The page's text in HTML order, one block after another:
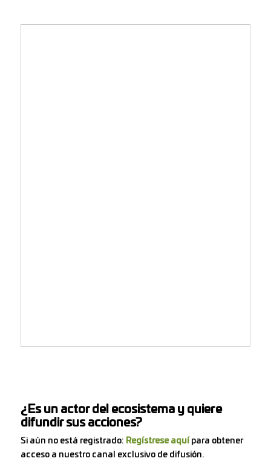
¿Es un actor del ecosistema y quiere
difundir sus acciones?
Si aún no está registrado: Regístrese aquípara obtener
acceso a nuestro canal exclusivo de difusión.